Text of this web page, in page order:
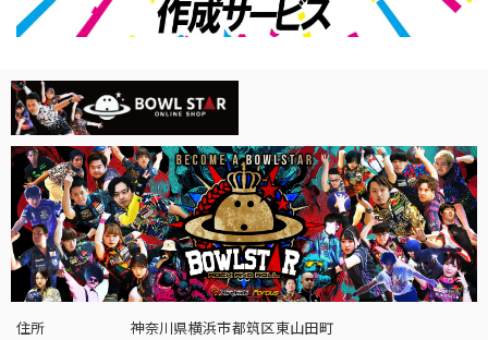
住所
神奈川県横浜市都筑区東山田町